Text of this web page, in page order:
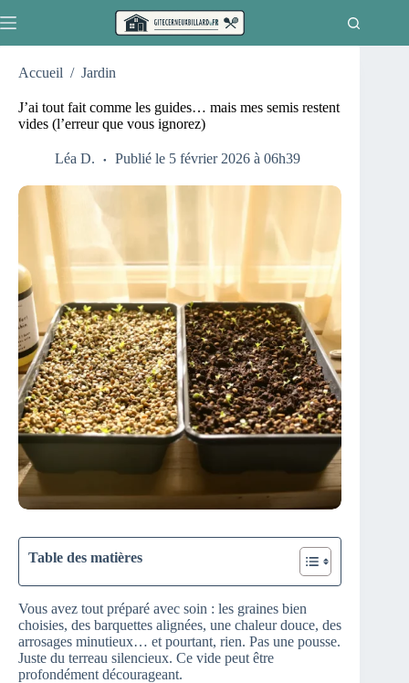
au
Accueil / Jardin
J’ai tout fait comme les guides… mais mes semis restent
vides (l’erreur que vous ignorez)
Léa D. Publié le 5 février 2026 à 06h39
Table des matières
Vous avez tout préparé avec soin : les graines bien
choisies, des barquettes alignées, une chaleur douce, des
arrosages minutieux… et pourtant, rien. Pas une pousse.
Juste du terreau silencieux. Ce vide peut être
profondément décourageant.